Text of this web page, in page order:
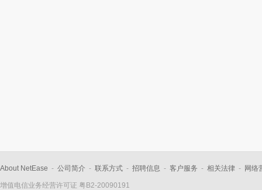
About NetEase - 公司简介 - 联系方式 - 招聘信息 - 客户服务 - 相关法律 - 网络
增值电信业务经营许可证 粤B2-20090191